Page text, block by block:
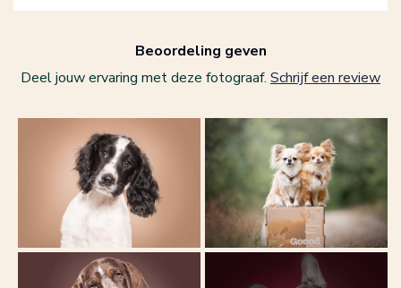
Beoordeling geven
Deel jouw ervaring met deze fotograaf. Schrijf een review